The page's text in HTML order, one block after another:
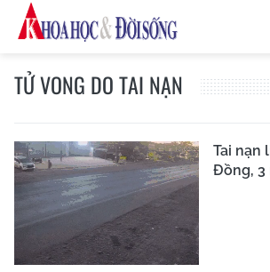
TỬ VONG DO TAI NẠN
Tai nạn
Đồng, 3